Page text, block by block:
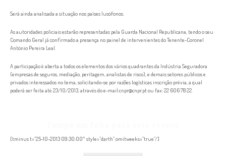
Será ainda analisada a situação nos países lusófonos.
As autoridades policiais estarão representadas pela Guarda Nacional Republicana, tendo o seu
Comando Geral já confirmado a presença no painel de intervenientes do Tenente-Coronel
António Pereira Leal.
A participação é aberta a todos os elementos dos vários quadrantes da Indústria Seguradora
(empresas de seguros, mediação, peritagem, analistas de risco), e demais setores públicos e
privados interessados no tema, solicitando-se por razões logísticas inscrição prévia, a qual
poderá ser feita até 23/10/2013, através do e-mail:cnpr@cnpr.pt ou fax: 22 606 78 22.
[tminus t=”25-10-2013 09:30:00″ style=”darth” omitweeks=”true”/]